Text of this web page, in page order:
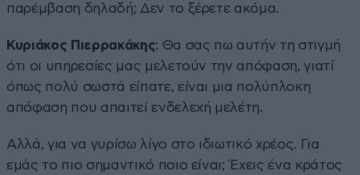
παρέμβαση δηλαδή; Δεν το ξέρετε ακόμα.
Κυριάκος Πιερρακάκης: Θα σας πω αυτήν τη στιγμή
ότι οι υπηρεσίες μας μελετούν την απόφαση, γιατί
όπως πολύ σωστά είπατε, είναι μια πολύπλοκη
απόφαση που απαιτεί ενδελεχή μελέτη.
Αλλά, για να γυρίσω λίγο στο ιδιωτικό χρέος. Για
εμάς το πιο σημαντικό ποιο είναι; Έχεις ένα κράτος